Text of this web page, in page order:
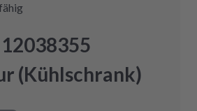
(Kühlschrank)